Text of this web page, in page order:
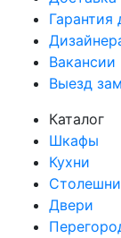
Гарантия
Вакансии
Выезд
Каталог
Шкафы
Кухни
Двери